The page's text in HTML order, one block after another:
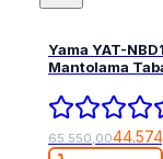
Yama YAT-
Mantolama
65.550,00